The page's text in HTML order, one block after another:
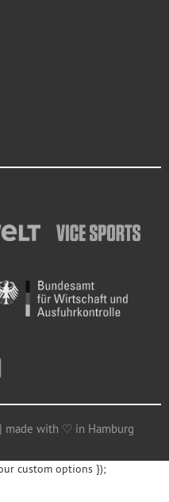
made with ♡ in Hamburg
custom options });